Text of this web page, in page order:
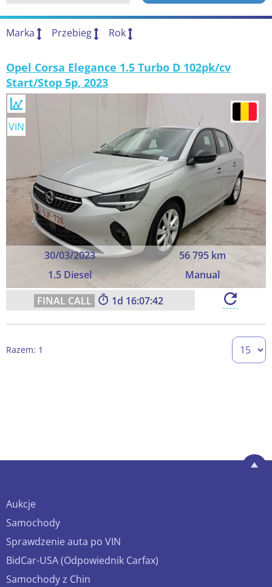
Marka Przebieg Rok
Opel Corsa Elegance 1.5 Turbo D 102pk/cv
Start/Stop 5p, 2023
30/03/2023
56 795 km
1.5 Diesel
Manual
VIN
1 16:07:42
Razem: 1
Aukcje
Samochody
Sprawdzenie auta po VIN
BidCar-USA (Odpowiednik Carfax)
Samochody z Chin